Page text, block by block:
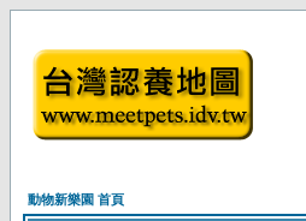
動物新樂園 首頁